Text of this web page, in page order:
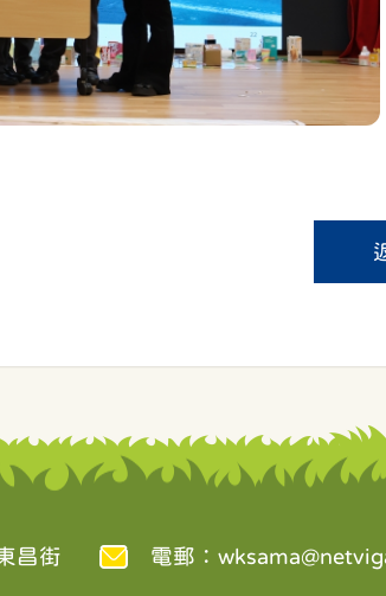
昌街 電郵：